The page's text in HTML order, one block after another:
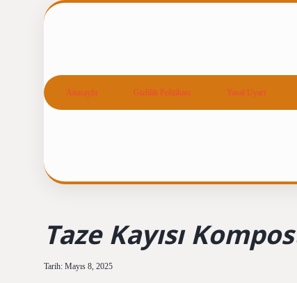
Anasayfa Gizlilik Politikası Yasal Uyarı
Taze Kayısı
Tarih: Mayıs 8, 2025